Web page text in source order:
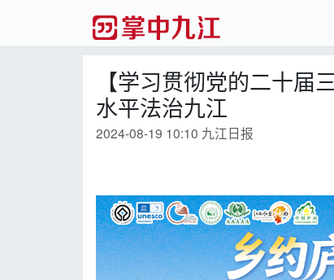
【学习贯彻党的二十
水平法治九江
2024-08-19 10:10 九江日报